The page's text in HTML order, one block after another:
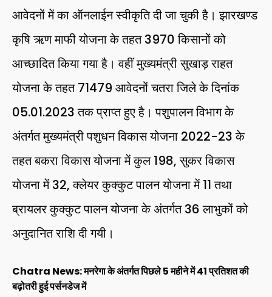
आवेदनों में का ऑनलाईन स्वीकृति दी जा चुकी है। झारखण्ड
कृषि ऋण माफी योजना के तहत 3970 किसानों को
आच्छादित किया गया है। वहीं मुख्यमंत्री सुखाड़ राहत
योजना के तहत 71479 आवेदनों चतरा जिले के दिनांक
05.01.2023 तक प्राप्त हुए है। पशुपालन विभाग के
अंतर्गत मुख्यमंत्री पशुधन विकास योजना 2022-23 के
तहत बकरा विकास योजना में कुल 198, सुकर विकास
योजना में 32, क्लेयर कुक्कुट पालन योजना में 11 तथा
ब्रायलर कुक्कुट पालन योजना के अंतर्गत 36 लाभुकों को
अनुदानित राशि दी गयी।
Chatra News: मनरेगा के अंतर्गत पिछले 5 महीने में 41 प्रतिशत की
बढ़ोतरी हुई पर्सनडेज में